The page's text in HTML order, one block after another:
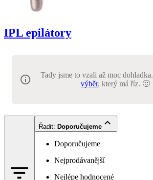
IPL epilátory
Tady jsme to vzali až moc dohladka.
výběr, který má říz. 🙂
Řadit: Doporučujeme
Doporučujeme
Nejprodávanější
Nejlépe hodnocené